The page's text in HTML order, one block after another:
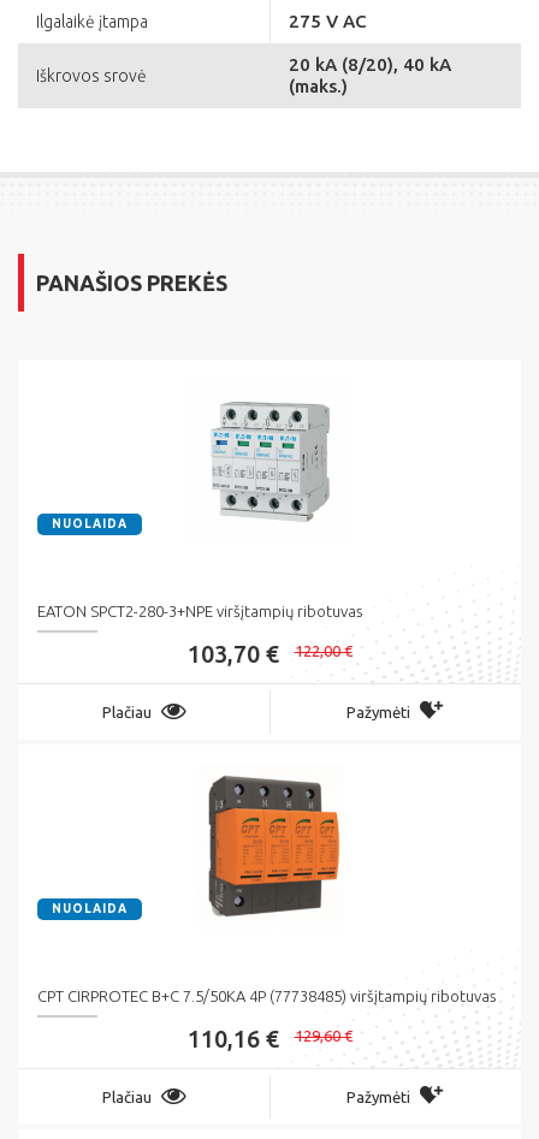
Ilgalaikė įtampa 275 V AC
Iškrovos srovė
20 kA (8/20), 40 kA
(maks.)
PANAŠIOS PREKĖS
NUOLAIDA
EATON SPCT2-280-3+NPE viršįtampių ribotuvas
103,70 € 122,00 €
Plačiau Pažymėti
NUOLAIDA
CPT CIRPROTEC B+C 7.5/50KA 4P (77738485) viršįtampių ribotuvas
110,16 € 129,60 €
Plačiau Pažymėti